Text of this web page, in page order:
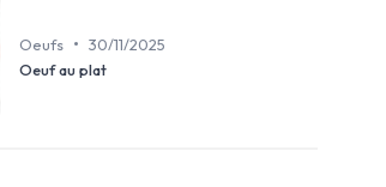
Oeufs • 30/11/2025
Oeuf au plat